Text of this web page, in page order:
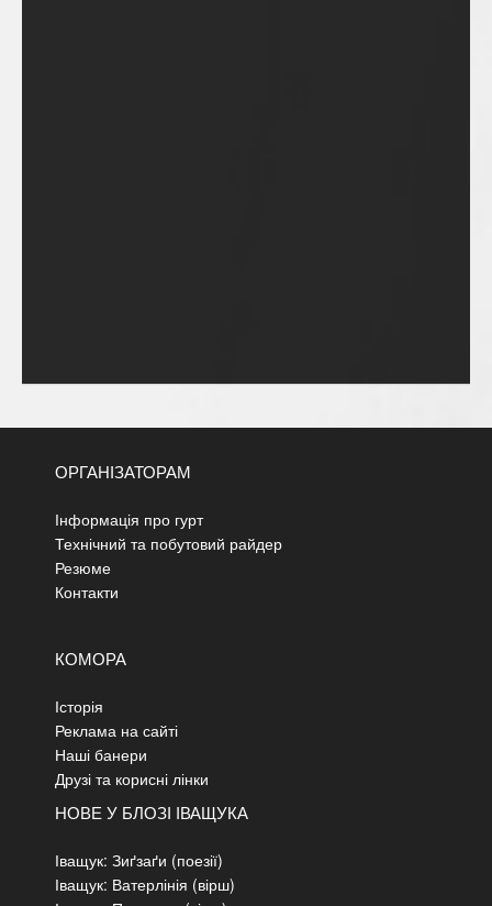
ОРГАНІЗАТОРАМ
Інформація про гурт
Технічний та побутовий райдер
Резюме
Контакти
КОМОРА
Історія
Реклама на сайті
Наші банери
Друзі та корисні лінки
НОВЕ У БЛОЗІ ІВАЩУКА
Іващук: Зиґзаґи (поезії)
Іващук: Ватерлінія (вірш)